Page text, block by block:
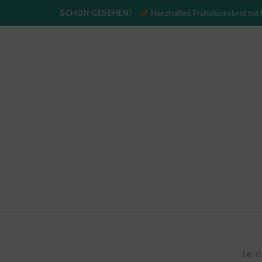
SCHON GESEHEN? Herzhaftes Frühstücksbrot
16.